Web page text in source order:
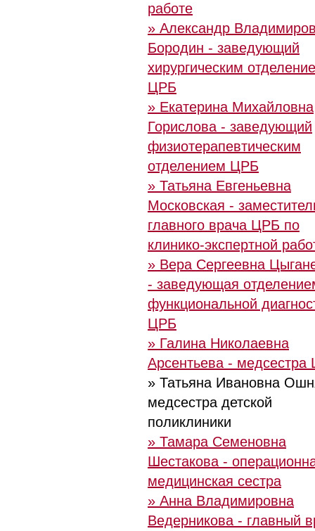
работе
» Александр
Бородин - заведующий
хирургическим
ЦРБ
» Екатерина Михайловна
Горислова - заведующий
физиотерапевтическим
отделением ЦРБ
» Татьяна Евгеньевна
Московская -
главного врача ЦРБ по
клинико-экспертной
» Вера Сергеевна
- заведующая
функциональной
ЦРБ
» Галина Николаевна
Арсентьева -
» Татьяна Ивановна
медсестра детской
поликлиники
» Тамара Семеновна
Шестакова -
медицинская сестра
» Анна Владимировна
Ведерникова - главный